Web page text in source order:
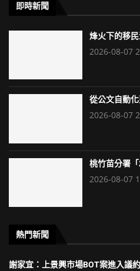
即時新聞
烽火下的移
2026-08-07
從公文自動
2026-08-07
桃竹苗分署
2026-08-07
熱門新聞
謝家宜：上景興市場BOT案進入議